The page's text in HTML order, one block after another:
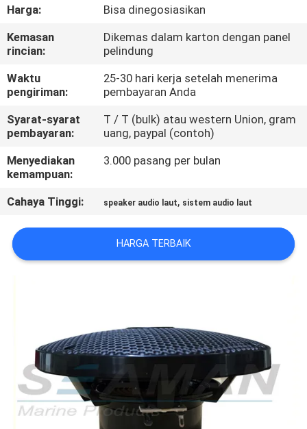
KONTROL
KUALITAS
COMPANY
NEWS
SITEMAP
POLICY
Harga:
Bisa dinegosiasikan
Kemasan
rincian:
Dikemas dalam karton dengan panel
pelindung
Waktu
pengiriman:
25-30 hari kerja setelah menerima
pembayaran Anda
Syarat-syarat
pembayaran:
T / T (bulk) atau western Union, gram
uang, paypal (contoh)
Menyediakan
kemampuan:
3.000 pasang per bulan
Cahaya Tinggi: speaker audio laut, sistem audio laut
HARGA TERBAIK